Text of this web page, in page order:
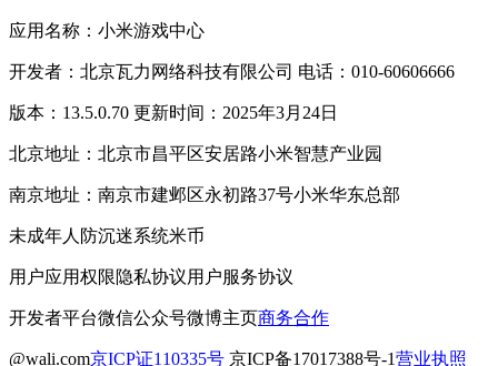
应用名称：小米游戏中心
开发者：北京瓦力网络科技有限公司 电话：010-60606666
版本：13.5.0.70 更新时间：2025年3月24日
北京地址：北京市昌平区安居路小米智慧产业园
南京地址：南京市建邺区永初路37号小米华东总部
未成年人防沉迷系统米币
用户应用权限隐私协议用户服务协议
开发者平台微信公众号微博主页商务合作
@wali.com京ICP证110335号 京ICP备17017388号-1营业执照